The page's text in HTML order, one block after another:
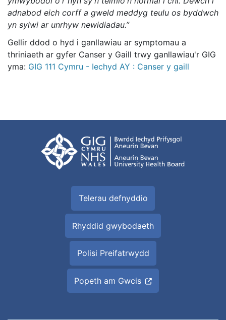
adnabod eich corff a gweld meddyg teulu os byddwch
yn sylwi ar unrhyw newidiadau.”
Gellir ddod o hyd i ganllawiau ar symptomau a
thriniaeth ar gyfer Canser y Gaill trwy ganllawiau'r GIG
yma: GIG 111 Cymru - Iechyd AY : Canser y gaill
Telerau defnyddio
Rhyddid gwybodaeth
Polisi Preifatrwydd
Popeth am Gwcis